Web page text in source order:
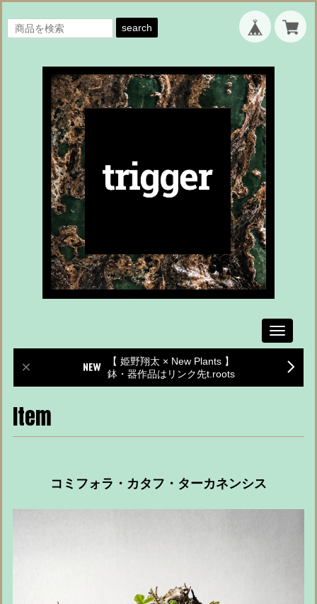
search
Toggle
【 姫野翔太 × New Plants 】
鉢・器作品はリンク先t.roots
Item
コミフォラ・カタフ・ターカネンシス